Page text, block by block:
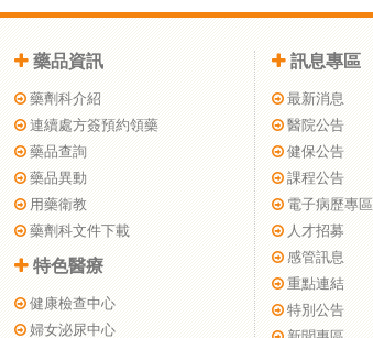
藥品資訊
藥劑科介紹
連續處方簽預約領藥
藥品查詢
藥品異動
用藥衛教
藥劑科文件下載
特色醫療
健康檢查中心
婦女泌尿中心
訊息專區
最新消息
醫院公告
健保公告
課程公告
電子病歷專區
人才招募
感管訊息
重點連結
特別公告